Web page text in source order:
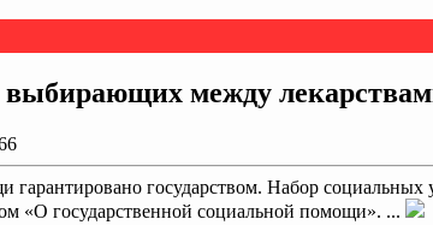
между
гарантировано государством. Набор
«О государственной социальной помощи». ...